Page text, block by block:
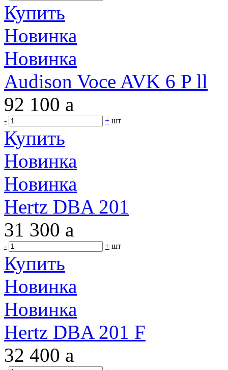
Купить
Новинка
Новинка
Audison Voce AVK 6 P ll
92 100 a
- + шт
Купить
Новинка
Новинка
Hertz DBA 201
31 300 a
- + шт
Купить
Новинка
Новинка
Hertz DBA 201 F
32 400 a